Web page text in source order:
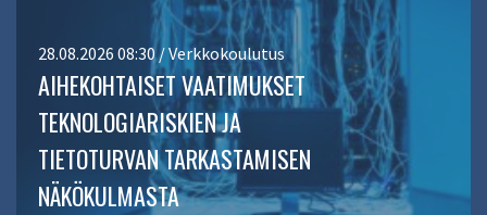
28.08.2026 08:30 / Verkkokoulutus
AIHEKOHTAISET VAATIMUKSET
TEKNOLOGIARISKIEN JA
TIETOTURVAN TARKASTAMISEN
NÄKÖKULMASTA